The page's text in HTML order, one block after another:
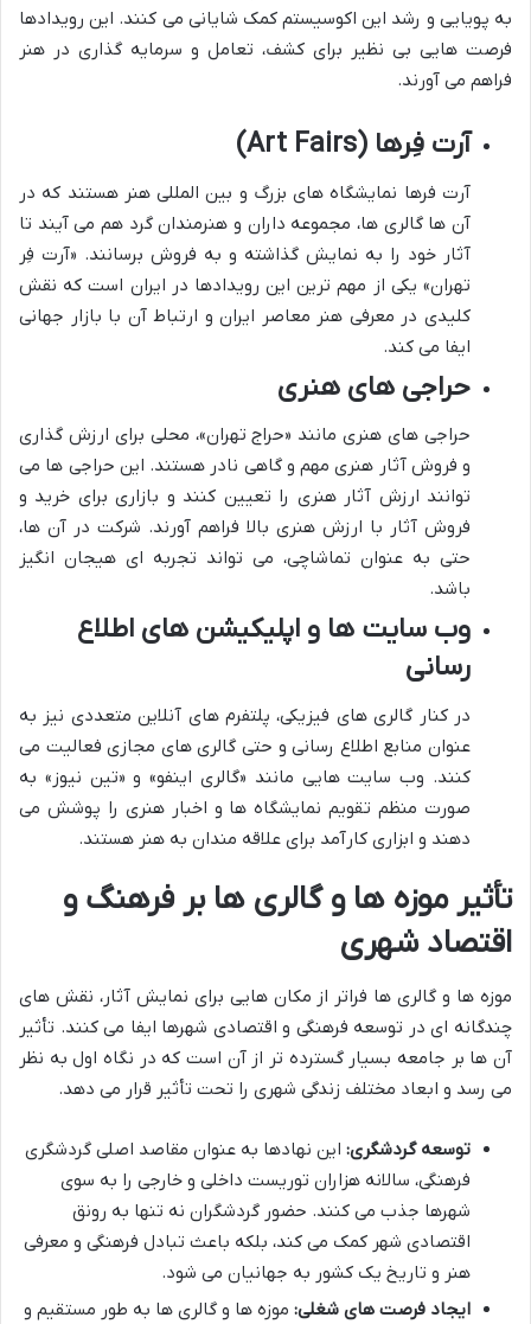
به پویایی و رشد این اکوسیستم کمک شایانی می کنند. این رویدادها
فرصت هایی بی نظیر برای کشف، تعامل و سرمایه گذاری در هنر
فراهم می آورند.
آرت فِرها (Art Fairs)
آرت فرها نمایشگاه های بزرگ و بین المللی هنر هستند که در
آن ها گالری ها، مجموعه داران و هنرمندان گرد هم می آیند تا
آثار خود را به نمایش گذاشته و به فروش برسانند. «آرت فِر
تهران» یکی از مهم ترین این رویدادها در ایران است که نقش
کلیدی در معرفی هنر معاصر ایران و ارتباط آن با بازار جهانی
ایفا می کند.
حراجی های هنری
حراجی های هنری مانند «حراج تهران»، محلی برای ارزش گذاری
و فروش آثار هنری مهم و گاهی نادر هستند. این حراجی ها می
توانند ارزش آثار هنری را تعیین کنند و بازاری برای خرید و
فروش آثار با ارزش هنری بالا فراهم آورند. شرکت در آن ها،
حتی به عنوان تماشاچی، می تواند تجربه ای هیجان انگیز
باشد.
وب سایت ها و اپلیکیشن های اطلاع
رسانی
در کنار گالری های فیزیکی، پلتفرم های آنلاین متعددی نیز به
عنوان منابع اطلاع رسانی و حتی گالری های مجازی فعالیت می
کنند. وب سایت هایی مانند «گالری اینفو» و «تین نیوز» به
صورت منظم تقویم نمایشگاه ها و اخبار هنری را پوشش می
دهند و ابزاری کارآمد برای علاقه مندان به هنر هستند.
تأثیر موزه ها و گالری ها بر فرهنگ و
اقتصاد شهری
موزه ها و گالری ها فراتر از مکان هایی برای نمایش آثار، نقش های
چندگانه ای در توسعه فرهنگی و اقتصادی شهرها ایفا می کنند. تأثیر
آن ها بر جامعه بسیار گسترده تر از آن است که در نگاه اول به نظر
می رسد و ابعاد مختلف زندگی شهری را تحت تأثیر قرار می دهد.
توسعه گردشگری: این نهادها به عنوان مقاصد اصلی گردشگری
فرهنگی، سالانه هزاران توریست داخلی و خارجی را به سوی
شهرها جذب می کنند. حضور گردشگران نه تنها به رونق
اقتصادی شهر کمک می کند، بلکه باعث تبادل فرهنگی و معرفی
هنر و تاریخ یک کشور به جهانیان می شود.
ایجاد فرصت های شغلی: موزه ها و گالری ها به طور مستقیم و